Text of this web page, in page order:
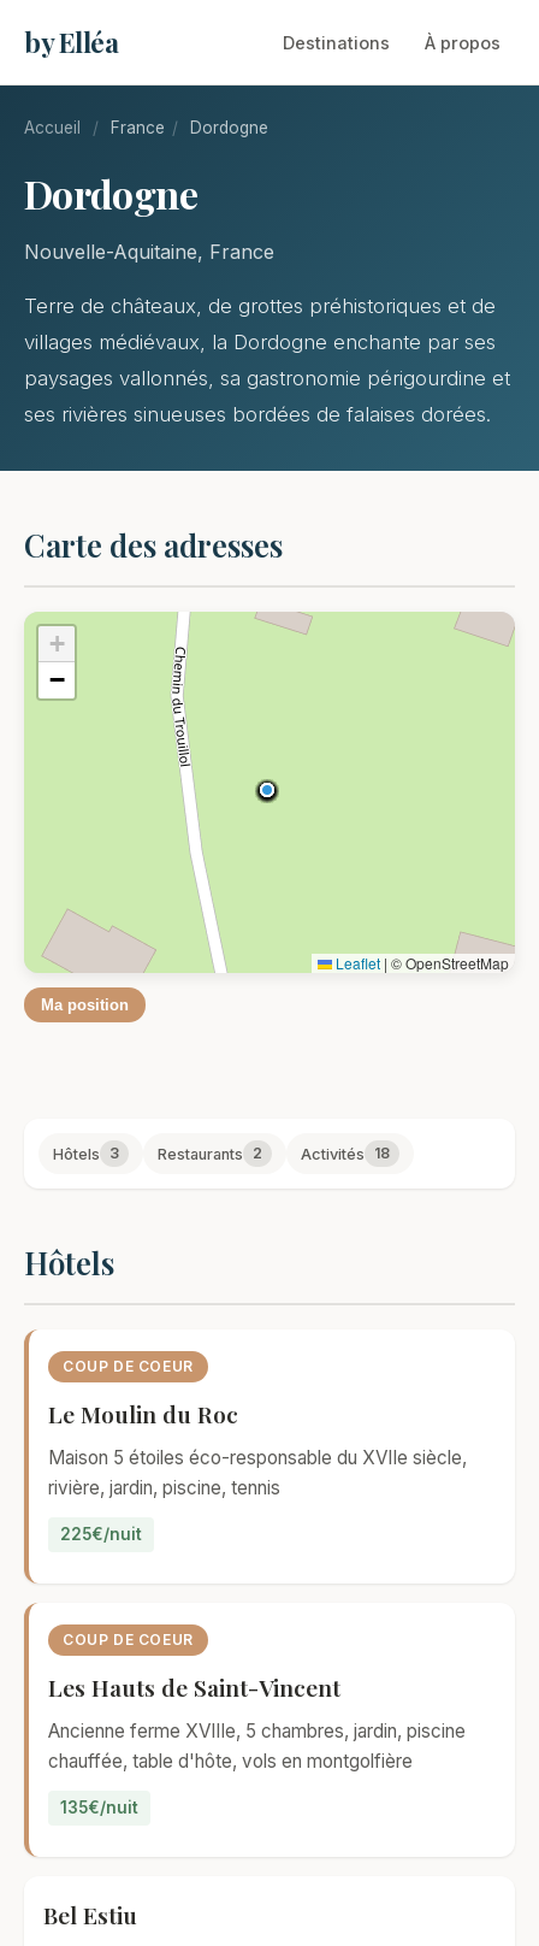
by Elléa Destinations À propos
Accueil / France / Dordogne
Dordogne
Nouvelle-Aquitaine, France
Terre de châteaux, de grottes préhistoriques et de
villages médiévaux, la Dordogne enchante par ses
paysages vallonnés, sa gastronomie périgourdine et
ses rivières sinueuses bordées de falaises dorées.
Carte des adresses
+
−
Leaflet | © OpenStreetMap
Ma position
Hôtels 3 Restaurants 2 Activités 18
Hôtels
COUP DE COEUR
Le Moulin du Roc
Maison 5 étoiles éco-responsable du XVIIe siècle,
rivière, jardin, piscine, tennis
225€/nuit
COUP DE COEUR
Les Hauts de Saint-Vincent
Ancienne ferme XVIIIe, 5 chambres, jardin, piscine
chauffée, table d'hôte, vols en montgolfière
135€/nuit
Bel Estiu